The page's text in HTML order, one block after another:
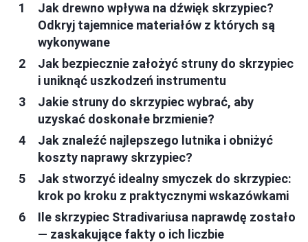
Jak drewno wpływa na dźwięk skrzypiec?
Odkryj tajemnice materiałów z których są
wykonywane
Jak bezpiecznie założyć struny do skrzypiec
i uniknąć uszkodzeń instrumentu
Jakie struny do skrzypiec wybrać, aby
uzyskać doskonałe brzmienie?
Jak znaleźć najlepszego lutnika i obniżyć
koszty naprawy skrzypiec?
Jak stworzyć idealny smyczek do skrzypiec:
krok po kroku z praktycznymi wskazówkami
Ile skrzypiec Stradivariusa naprawdę zostało
— zaskakujące fakty o ich liczbie